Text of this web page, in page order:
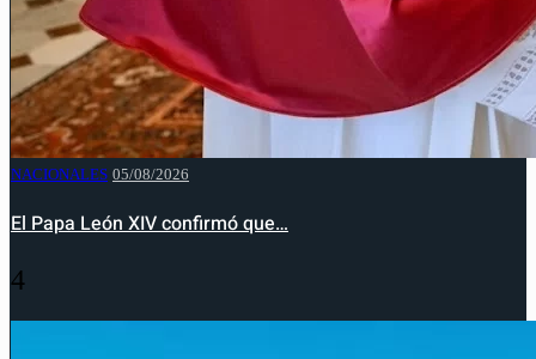
NACIONALES 05/08/2026
El Papa León XIV confirmó que…
4